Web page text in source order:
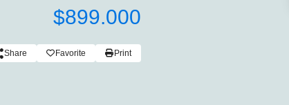
$899.000
Share Favorite Print